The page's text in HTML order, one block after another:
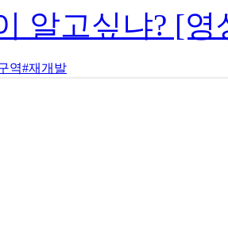
알고싶냐? [
역#재개발